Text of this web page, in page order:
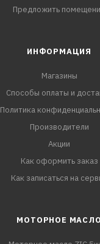
Предложить
ИНФОРМАЦИЯ
Магазины
Способы оплаты и
Политика
Производители
Акции
Как оформить заказ
Как записаться на
МОТОРНОЕ МАСЛО